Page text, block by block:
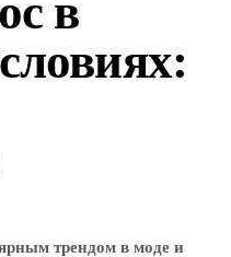
в
трендом в моде и